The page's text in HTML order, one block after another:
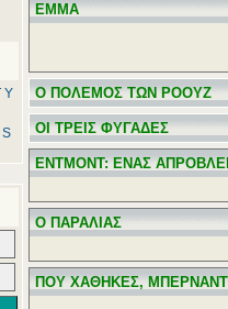
Υ
S
ΕΜΜΑ
Ο ΠΟΛΕΜΟΣ ΤΩΝ ΡΟΟΥΖ
ΟΙ ΤΡΕΙΣ ΦΥΓΑΔΕΣ
ΕΝΤΜΟΝΤ: ΕΝΑΣ
Ο ΠΑΡΑΛΙΑΣ
ΠΟΥ ΧΑΘΗΚΕΣ,